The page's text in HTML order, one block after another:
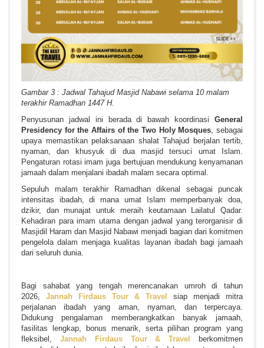
Gambar 3 : Jadwal Tahajud Masjid Nabawi selama 10 malam
terakhir Ramadhan 1447 H.
Penyusunan jadwal ini berada di bawah koordinasi General
Presidency for the Affairs of the Two Holy Mosques, sebagai
upaya memastikan pelaksanaan shalat Tahajud berjalan tertib,
nyaman, dan khusyuk di dua masjid tersuci umat Islam.
Pengaturan rotasi imam juga bertujuan mendukung kenyamanan
jamaah dalam menjalani ibadah malam secara optimal.
Sepuluh malam terakhir Ramadhan dikenal sebagai puncak
intensitas ibadah, di mana umat Islam memperbanyak doa,
dzikir, dan munajat untuk meraih keutamaan Lailatul Qadar.
Kehadiran para imam utama dengan jadwal yang terorganisir di
Masjidil Haram dan Masjid Nabawi menjadi bagian dari komitmen
pengelola dalam menjaga kualitas layanan ibadah bagi jamaah
dari seluruh dunia.
Bagi sahabat yang tengah merencanakan umroh di tahun
2026, Jannah Firdaus Tour & Travel
siap menjadi mitra
perjalanan ibadah yang aman, nyaman, dan terpercaya.
Didukung pengalaman memberangkatkan banyak jamaah,
fasilitas lengkap, bonus menarik, serta pilihan program yang
fleksibel, Jannah Firdaus Tour & Travel
berkomitmen